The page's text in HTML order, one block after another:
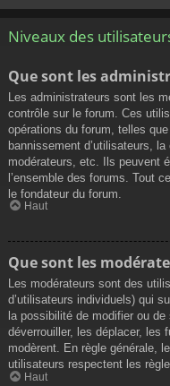
Niveaux des
Que sont les
Les administrateurs sont les
contrôle sur le forum. Ces
opérations du forum, telles
bannissement d’utilisateurs,
modérateurs, etc. Ils peuvent
l’ensemble des forums. Tout
le fondateur du forum.
Haut
Que sont les
Les modérateurs sont des
d’utilisateurs individuels) qui
la possibilité de modifier ou
déverrouiller, les déplacer, les
modèrent. En règle générale,
utilisateurs respectent les
Haut